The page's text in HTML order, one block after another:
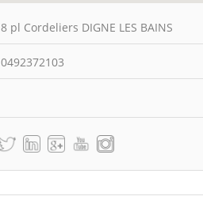
8 pl Cordeliers DIGNE LES BAINS
0492372103